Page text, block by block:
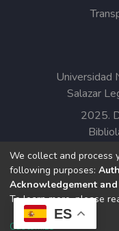
ES
Universidad
Salazar
2025.
Todos los
Institucional
We collect and process
following purposes:
Acknowledgement
To learn more, please
Customize